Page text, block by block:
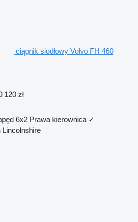
ciągnik siodłowy Volvo FH 460
120 zł
6x2 Prawa kierownica ✓
Lincolnshire